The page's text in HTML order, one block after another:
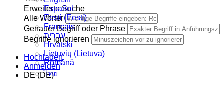
Erweiterte Suche
Alle Wörter
Genauer Begriff oder Phrase
Begriffe ignorieren
Hochladen
Anmelden
DE (DE)
Español
Eesti (Eesti)
Français
עברית
Hrvatski
Lietuvių (Lietuva)
Română
ไทย